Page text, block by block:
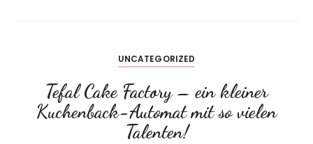
UNCATEGORIZED
Tefal Cake Factory – ein kleiner
Kuchenback-Automat mit so vielen
Talenten!